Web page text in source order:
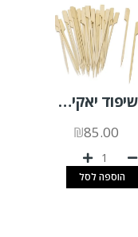
שיפוד יאקיטורי 18 ס"מ 100 יח'
₪85.00
הוספה לסל